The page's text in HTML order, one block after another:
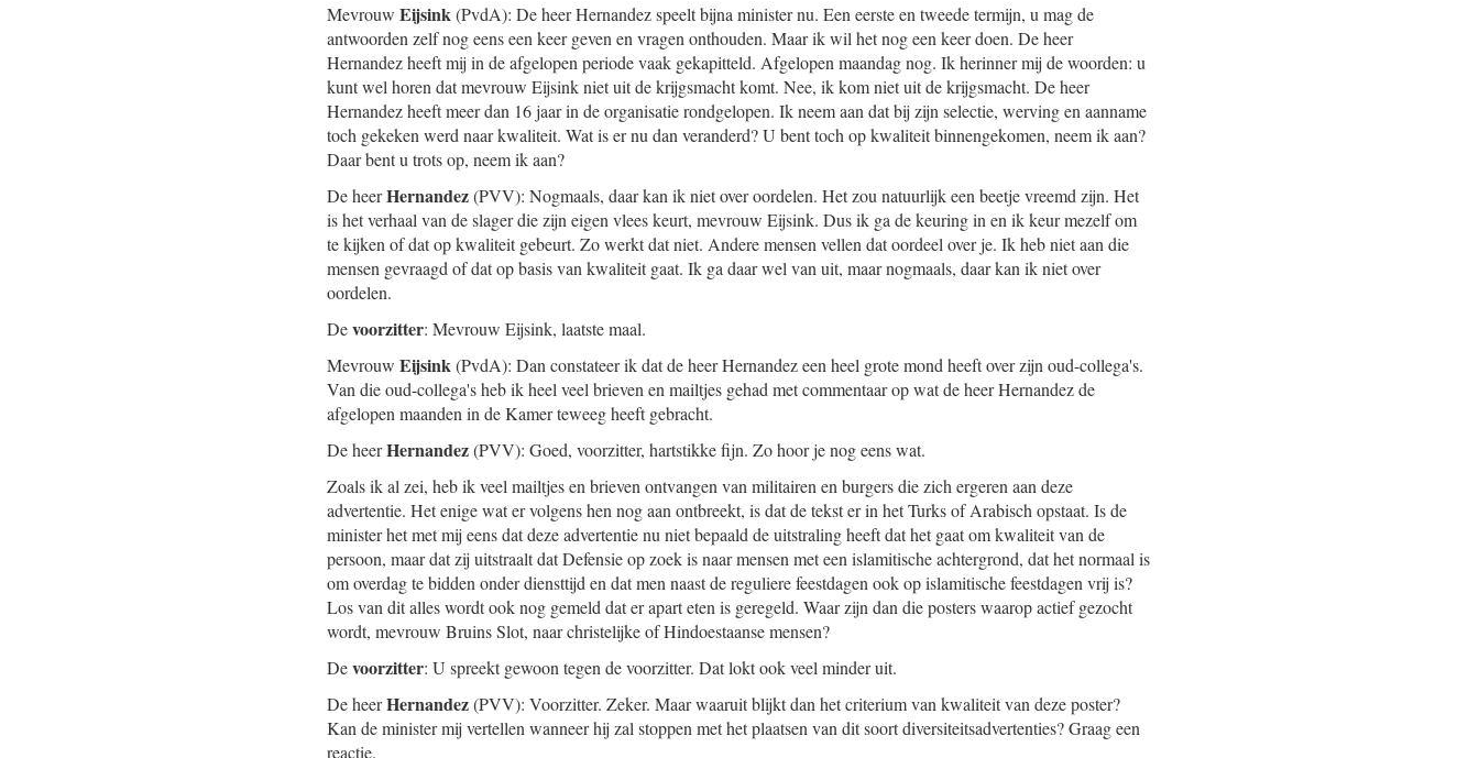
Mevrouw Eijsink(PvdA): De heer Hernandez speelt bijna minister nu. Een eerste en tweede termijn, u mag de
antwoorden zelf nog eens een keer geven en vragen onthouden. Maar ik wil het nog een keer doen. De heer
Hernandez heeft mij in de afgelopen periode vaak gekapitteld. Afgelopen maandag nog. Ik herinner mij de woorden: u
kunt wel horen dat mevrouw Eijsink niet uit de krijgsmacht komt. Nee, ik kom niet uit de krijgsmacht. De heer
Hernandez heeft meer dan 16 jaar in de organisatie rondgelopen. Ik neem aan dat bij zijn selectie, werving en aanname
toch gekeken werd naar kwaliteit. Wat is er nu dan veranderd? U bent toch op kwaliteit binnengekomen, neem ik aan?
Daar bent u trots op, neem ik aan?
De heerHernandez(PVV): Nogmaals, daar kan ik niet over oordelen. Het zou natuurlijk een beetje vreemd zijn. Het
is het verhaal van de slager die zijn eigen vlees keurt, mevrouw Eijsink. Dus ik ga de keuring in en ik keur mezelf om
te kijken of dat op kwaliteit gebeurt. Zo werkt dat niet. Andere mensen vellen dat oordeel over je. Ik heb niet aan die
mensen gevraagd of dat op basis van kwaliteit gaat. Ik ga daar wel van uit, maar nogmaals, daar kan ik niet over
oordelen.
Devoorzitter: Mevrouw Eijsink, laatste maal.
Mevrouw Eijsink(PvdA): Dan constateer ik dat de heer Hernandez een heel grote mond heeft over zijn oud-collega's.
Van die oud-collega's heb ik heel veel brieven en mailtjes gehad met commentaar op wat de heer Hernandez de
afgelopen maanden in de Kamer teweeg heeft gebracht.
De heerHernandez(PVV): Goed, voorzitter, hartstikke fijn. Zo hoor je nog eens wat.
Zoals ik al zei, heb ik veel mailtjes en brieven ontvangen van militairen en burgers die zich ergeren aan deze
advertentie. Het enige wat er volgens hen nog aan ontbreekt, is dat de tekst er in het Turks of Arabisch opstaat. Is de
minister het met mij eens dat deze advertentie nu niet bepaald de uitstraling heeft dat het gaat om kwaliteit van de
persoon, maar dat zij uitstraalt dat Defensie op zoek is naar mensen met een islamitische achtergrond, dat het normaal is
om overdag te bidden onder diensttijd en dat men naast de reguliere feestdagen ook op islamitische feestdagen vrij is?
Los van dit alles wordt ook nog gemeld dat er apart eten is geregeld. Waar zijn dan die posters waarop actief gezocht
wordt, mevrouw Bruins Slot, naar christelijke of Hindoestaanse mensen?
Devoorzitter: U spreekt gewoon tegen de voorzitter. Dat lokt ook veel minder uit.
De heerHernandez(PVV): Voorzitter. Zeker. Maar waaruit blijkt dan het criterium van kwaliteit van deze poster?
Kan de minister mij vertellen wanneer hij zal stoppen met het plaatsen van dit soort diversiteitsadvertenties? Graag een
reactie.